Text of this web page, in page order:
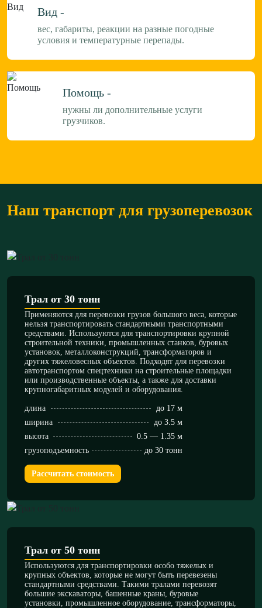
Вид -
вес, габариты, реакции на разные погодные
условия и температурные перепады.
Помощь -
нужны ли дополнительные услуги
грузчиков.
Наш транспорт для грузоперевозок
Трал от 30 тонн
Применяются для перевозки грузов большого веса, которые
нельзя транспортировать стандартными транспортными
средствами. Используются для транспортировки крупной
строительной техники, промышленных станков, буровых
установок, металлоконструкций, трансформаторов и
других тяжеловесных объектов. Подходят для перевозки
автотранспортом спецтехники на строительные площадки
или производственные объекты, а также для доставки
крупногабаритных модулей и оборудования.
длина
до 17 м
ширина
до 3.5 м
высота
0.5 — 1.35 м
грузоподъемность
до 30 тонн
Рассчитать стоимость
Трал от 50 тонн
Используются для транспортировки особо тяжелых и
крупных объектов, которые не могут быть перевезены
стандартными средствами. Такими тралами перевозят
большие экскаваторы, башенные краны, буровые
установки, промышленное оборудование, трансформаторы,